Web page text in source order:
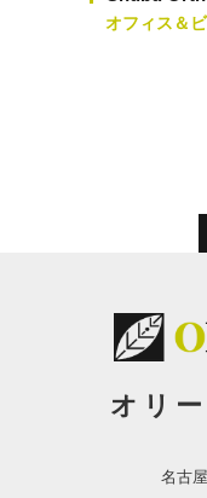
オフィス＆
オリ
名古